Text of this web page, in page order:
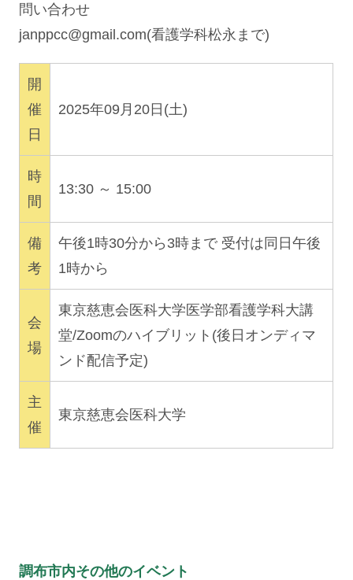
問い合わせ
janppcc@gmail.com(看護学科松永まで)
開
催
日
2025年09月20日(土)
時
間
13:30 ～ 15:00
備
考
午後1時30分から3時まで 受付は同日午後
1時から
会
場
東京慈恵会医科大学医学部看護学科大講
堂/Zoomのハイブリット(後日オンディマ
ンド配信予定)
主
催
東京慈恵会医科大学
調布市内その他のイベント